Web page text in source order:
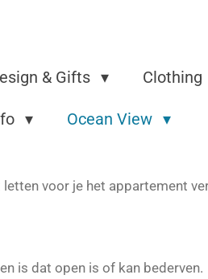
& Gifts Clothing
Ocean View
voor je het appartement
is dat open is of kan bederven.